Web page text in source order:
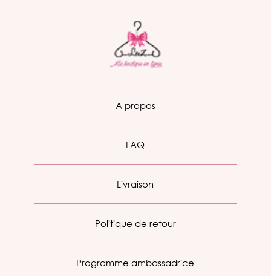
A propos
FAQ
Livraison
Politique de retour
Programme ambassadrice